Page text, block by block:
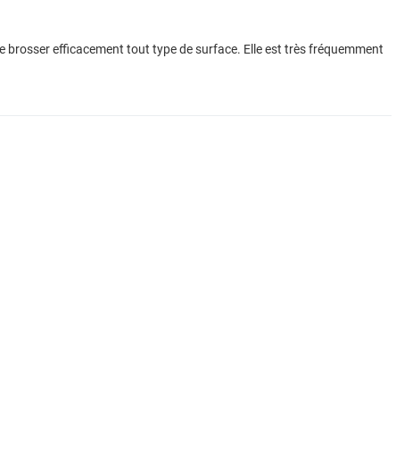
brosser efficacement tout type de surface. Elle est très fréquemment